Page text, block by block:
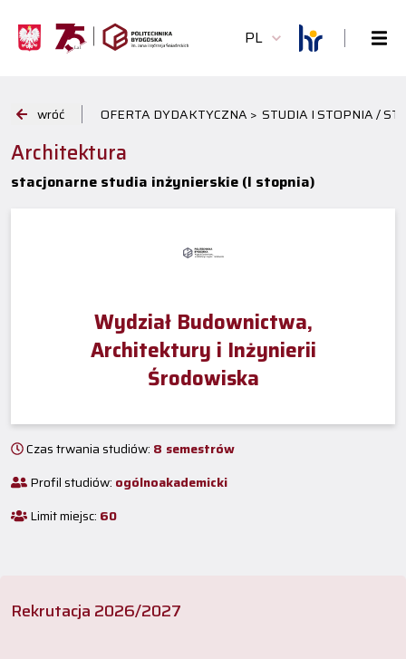
PL
wróć OFERTA DYDAKTYCZNA > STUDIA I STOPNIA /
Architektura
stacjonarne studia inżynierskie (I stopnia)
Wydział Budownictwa,
Architektury i Inżynierii
Środowiska
Czas trwania studiów: 8 semestrów
Profil studiów: ogólnoakademicki
Limit miejsc: 60
Rekrutacja 2026/2027